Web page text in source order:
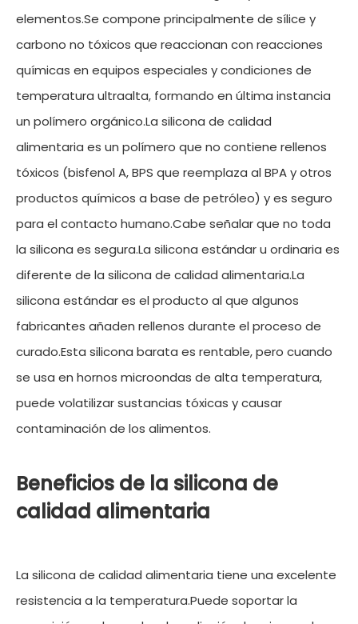
elementos.Se compone principalmente de sílice y
carbono no tóxicos que reaccionan con reacciones
químicas en equipos especiales y condiciones de
temperatura ultraalta, formando en última instancia
un polímero orgánico.La silicona de calidad
alimentaria es un polímero que no contiene rellenos
tóxicos (bisfenol A, BPS que reemplaza al BPA y otros
productos químicos a base de petróleo) y es seguro
para el contacto humano.Cabe señalar que no toda
la silicona es segura.La silicona estándar u ordinaria es
diferente de la silicona de calidad alimentaria.La
silicona estándar es el producto al que algunos
fabricantes añaden rellenos durante el proceso de
curado.Esta silicona barata es rentable, pero cuando
se usa en hornos microondas de alta temperatura,
puede volatilizar sustancias tóxicas y causar
contaminación de los alimentos.
Beneficios de la silicona de
calidad alimentaria
La silicona de calidad alimentaria tiene una excelente
resistencia a la temperatura.Puede soportar la